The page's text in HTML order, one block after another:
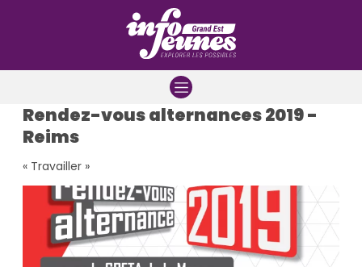
Rendez-vous alternances 2019 -
Reims
« Travailler »